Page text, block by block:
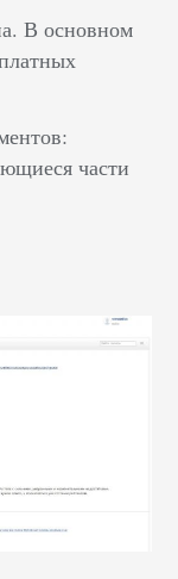
В основном
части